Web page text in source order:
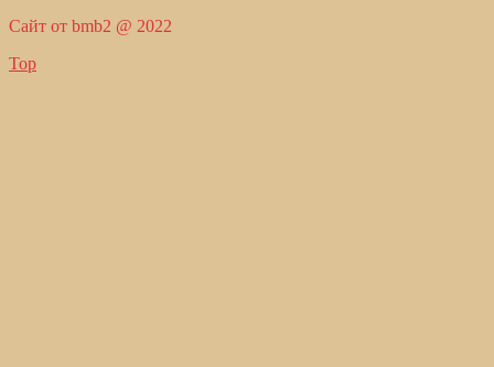
Сайт от bmb2 @ 2022
Top